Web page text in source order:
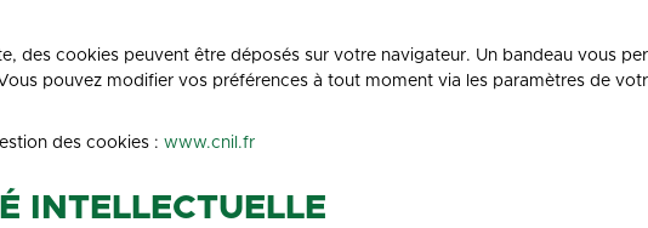
des cookies peuvent être déposés sur votre navigateur. Un bandeau vous
pouvez modifier vos préférences à tout moment via les paramètres de
des cookies : www.cnil.fr
INTELLECTUELLE